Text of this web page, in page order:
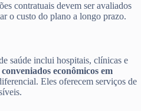
contratuais devem ser avaliados
o custo do plano a longo prazo.
saúde inclui hospitais, clínicas e
econômicos em
Eles oferecem serviços de